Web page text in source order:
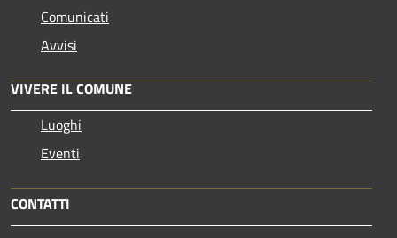
Comunicati
Avvisi
VIVERE IL COMUNE
Luoghi
Eventi
CONTATTI